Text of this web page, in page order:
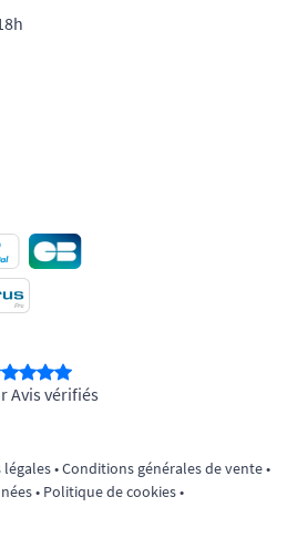
Avis vérifiés
légales•Conditions générales de vente•
• Politique de cookies•